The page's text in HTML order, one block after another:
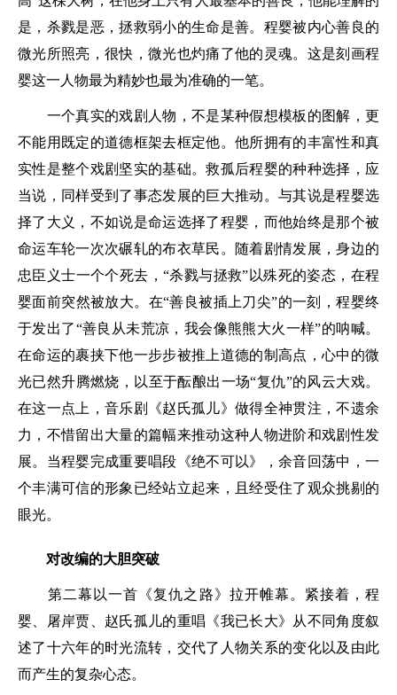
是，杀戮是恶，拯救弱小的生命是善。程婴被内心善良的
微光所照亮，很快，微光也灼痛了他的灵魂。这是刻画程
婴这一人物最为精妙也最为准确的一笔。
一个真实的戏剧人物，不是某种假想模板的图解，更
不能用既定的道德框架去框定他。他所拥有的丰富性和真
实性是整个戏剧坚实的基础。救孤后程婴的种种选择，应
当说，同样受到了事态发展的巨大推动。与其说是程婴选
择了大义，不如说是命运选择了程婴，而他始终是那个被
命运车轮一次次碾轧的布衣草民。随着剧情发展，身边的
忠臣义士一个个死去，“杀戮与拯救”以殊死的姿态，在程
婴面前突然被放大。在“善良被插上刀尖”的一刻，程婴终
于发出了“善良从未荒凉，我会像熊熊大火一样”的呐喊。
在命运的裹挟下他一步步被推上道德的制高点，心中的微
光已然升腾燃烧，以至于酝酿出一场“复仇”的风云大戏。
在这一点上，音乐剧《赵氏孤儿》做得全神贯注，不遗余
力，不惜留出大量的篇幅来推动这种人物进阶和戏剧性发
展。当程婴完成重要唱段《绝不可以》，余音回荡中，一
个丰满可信的形象已经站立起来，且经受住了观众挑剔的
眼光。
对改编的大胆突破
第二幕以一首《复仇之路》拉开帷幕。紧接着，程
婴、屠岸贾、赵氏孤儿的重唱《我已长大》从不同角度叙
述了十六年的时光流转，交代了人物关系的变化以及由此
而产生的复杂心态。